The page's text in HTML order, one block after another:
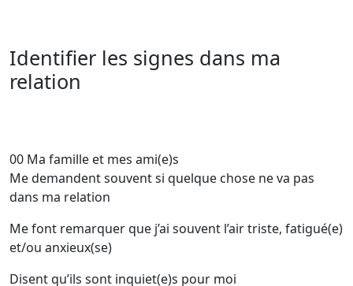
Identifier les signes dans ma
relation
00 Ma famille et mes ami(e)s
Me demandent souvent si quelque chose ne va pas
dans ma relation
Me font remarquer que j’ai souvent l’air triste, fatigué(e)
et/ou anxieux(se)
Disent qu’ils sont inquiet(e)s pour moi